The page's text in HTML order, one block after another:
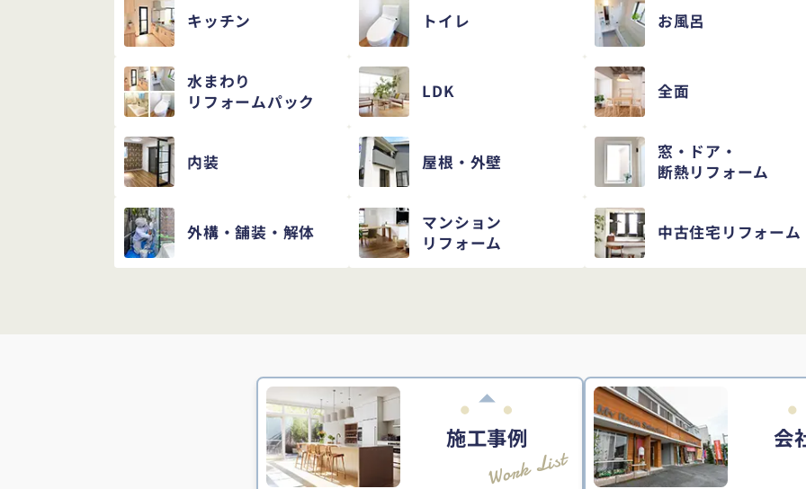
キッチン トイレ お風呂
水まわり
リフォームパック
LDK 全面
内装 屋根・外壁
窓・ドア・
断熱リフォーム
外構・舗装・解体
マンション
リフォーム
中古住宅 リフォーム
施工事例
Work List
会